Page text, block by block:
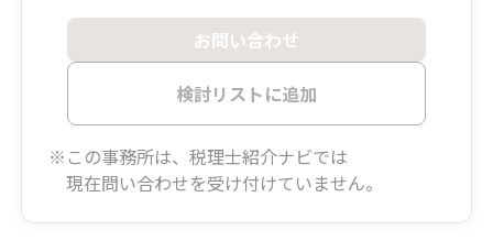
お問い合わせ
検討リストに追加
※この事務所は、税理士紹介ナビでは
現在問い合わせを受け付けていません。